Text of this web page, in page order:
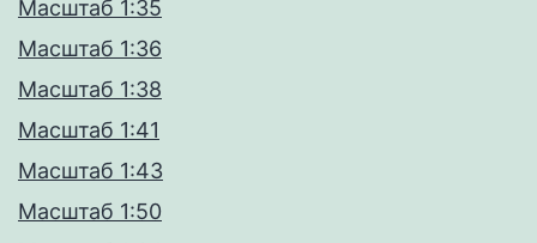
Масштаб 1:35
Масштаб 1:36
Масштаб 1:38
Масштаб 1:41
Масштаб 1:43
Масштаб 1:50